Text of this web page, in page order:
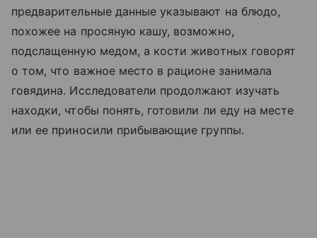
предварительные данные указывают на блюдо,
похожее на просяную кашу, возможно,
подслащенную медом, а кости животных говорят
о том, что важное место в рационе занимала
говядина. Исследователи продолжают изучать
находки, чтобы понять, готовили ли еду на месте
или ее приносили прибывающие группы.